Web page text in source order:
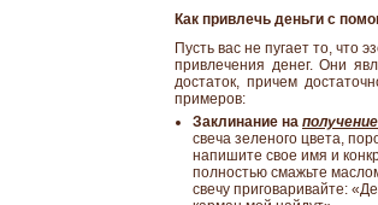
Как привлечь деньги с
Пусть вас не пугает то, что
привлечения денег. Они
достаток, причем
примеров:
Заклинание на
свеча зеленого цвета,
напишите свое имя и
полностью смажьте
свечу приговаривайте: